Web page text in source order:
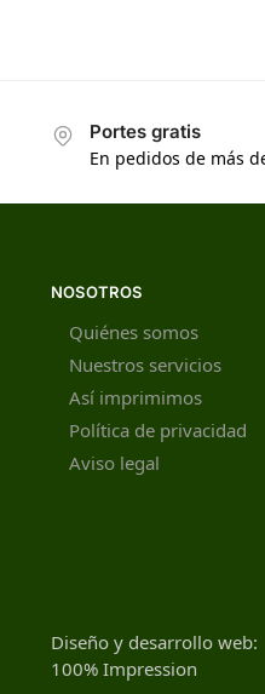
Portes gratis
En pedidos de más
NOSOTROS
Quiénes somos
Nuestros servicios
Así imprimimos
Política de privacidad
Aviso legal
Diseño y desarrollo web:
100% Impression